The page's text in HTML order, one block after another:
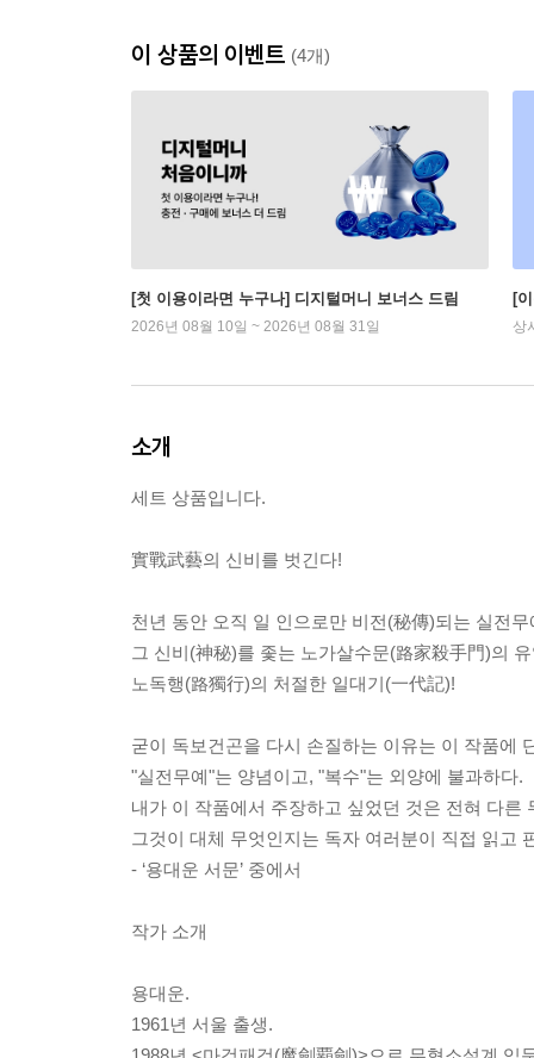
이 상품의 이벤트 (4개)
[첫 이용이라면 누구나] 디지털머니 보너스 드림
2026년 08월 10일 ~ 2026년 08월 31일
[
상
소개
세트 상품입니다.
實戰武藝의 신비를 벗긴다!
천년 동안 오직 일 인으로만 비전(秘傳)되는 실전
그 신비(神秘)를 좇는 노가살수문(路家殺手門)의
노독행(路獨行)의 처절한 일대기(一代記)!
굳이 독보건곤을 다시 손질하는 이유는 이 작품에
"실전무예"는 양념이고, "복수"는 외양에 불과하다.
내가 이 작품에서 주장하고 싶었던 것은 전혀 다
그것이 대체 무엇인지는 독자 여러분이 직접 읽고
- ‘용대운 서문’ 중에서
작가 소개
용대운.
1961년 서울 출생.